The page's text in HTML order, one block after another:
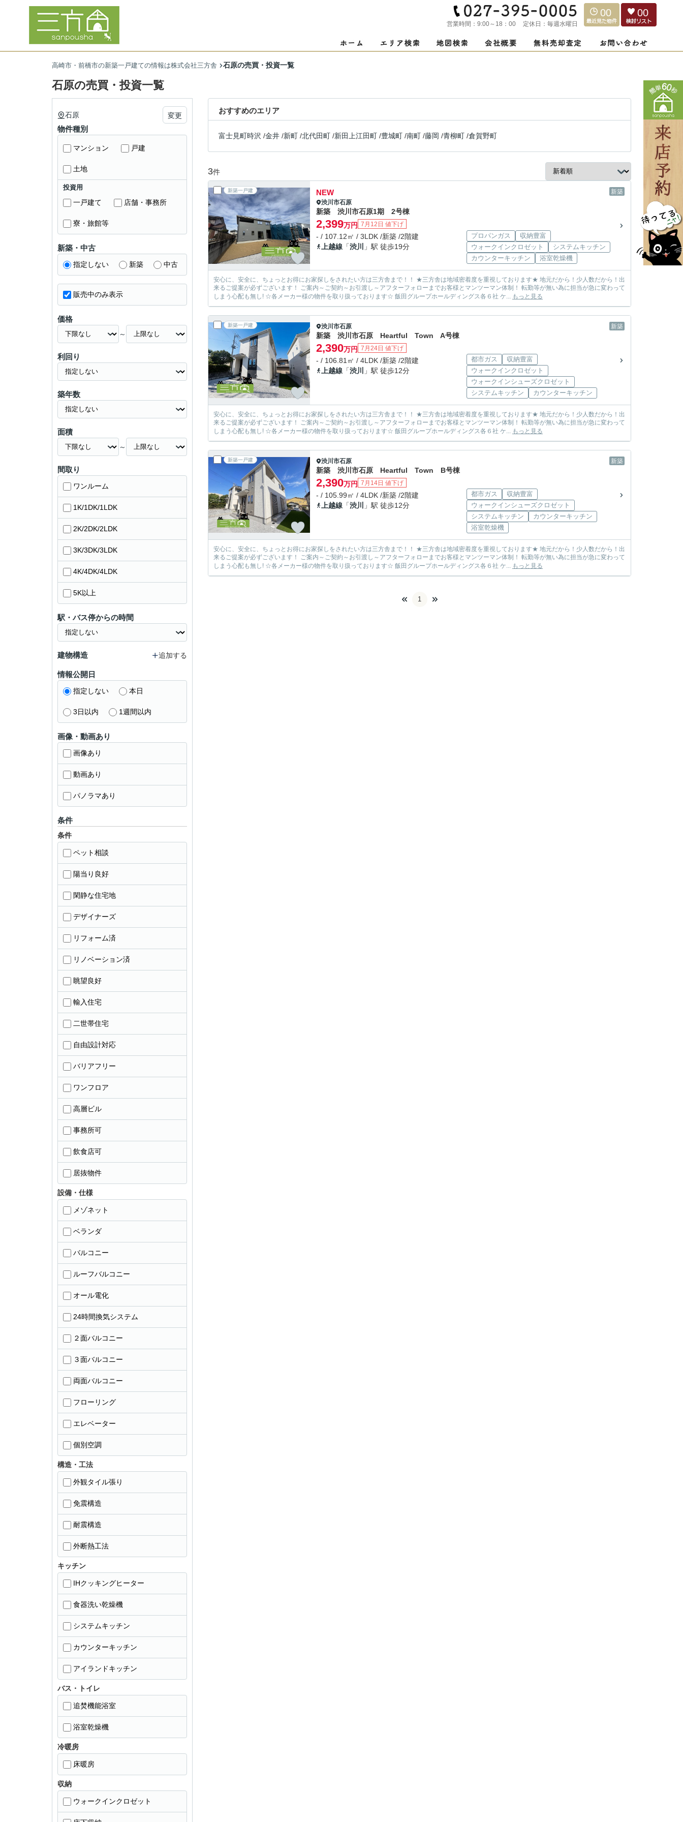
営業時間： 9:00～18：00 定休日： 毎週水曜日
00 00
高崎市・前橋市の新築一戸建ての情報は株式会社三方舎 石原の売買・投資一覧
石原の売買・投資一覧
おすすめのエリア
富士見町時沢 /金井 /新町 /北代田町 /新田上江田町 /豊城町 /南町 /藤岡 /青柳町 /倉賀野町
3件
新築一戸建 新築
NEW
渋川市石原
新築 渋川市石原1期 2号棟
2,399万円 7月12日 値下げ
- / 107.12㎡ / 3LDK /新築 /2階建
上越線 「渋川 」駅 徒歩19分
プロパンガス
収納豊富
ウォークインクロゼット
システムキッチン
カウンターキッチン
浴室乾燥機
安心に、安全に、ちょっとお得にお家探しをされたい方は三方舎まで！！ ★三方舎は地域密着度を重視しております★ 地元だから！少人数だから！出
来るご提案が必ずございます！ ご案内～ご契約～お引渡し～アフターフォローまでお客様とマンツーマン体制！ 転勤等が無い為に担当が急に変わって
しまう心配も無し! ☆各メーカー様の物件を取り扱っております☆ 飯田グループホールディングス各６社 ケ... もっと見る
新築一戸建 新築
渋川市石原
新築 渋川市石原 Heartful Town A号棟
2,390万円 7月24日 値下げ
- / 106.81㎡ / 4LDK /新築 /2階建
上越線 「渋川 」駅 徒歩12分
都市ガス
収納豊富
ウォークインクロゼット
ウォークインシューズクロゼット
システムキッチン
カウンターキッチン
安心に、安全に、ちょっとお得にお家探しをされたい方は三方舎まで！！ ★三方舎は地域密着度を重視しております★ 地元だから！少人数だから！出
来るご提案が必ずございます！ ご案内～ご契約～お引渡し～アフターフォローまでお客様とマンツーマン体制！ 転勤等が無い為に担当が急に変わって
しまう心配も無し! ☆各メーカー様の物件を取り扱っております☆ 飯田グループホールディングス各６社 ケ... もっと見る
新築一戸建 新築
渋川市石原
新築 渋川市石原 Heartful Town B号棟
2,390万円 7月14日 値下げ
- / 105.99㎡ / 4LDK /新築 /2階建
上越線 「渋川 」駅 徒歩12分
都市ガス
収納豊富
ウォークインシューズクロゼット
システムキッチン
カウンターキッチン
浴室乾燥機
安心に、安全に、ちょっとお得にお家探しをされたい方は三方舎まで！！ ★三方舎は地域密着度を重視しております★ 地元だから！少人数だから！出
来るご提案が必ずございます！ ご案内～ご契約～お引渡し～アフターフォローまでお客様とマンツーマン体制！ 転勤等が無い為に担当が急に変わって
しまう心配も無し! ☆各メーカー様の物件を取り扱っております☆ 飯田グループホールディングス各６社 ケ... もっと見る
1
石原 変更
物件種別
マンション 戸建
土地
投資用
一戸建て 店舗・事務所
寮・旅館等
新築・中古
指定しない 新築 中古
販売中のみ表示
価格
～
利回り
築年数
面積
～
間取り
ワンルーム
1K/1DK/1LDK
2K/2DK/2LDK
3K/3DK/3LDK
4K/4DK/4LDK
5K以上
駅・バス停からの時間
建物構造 追加する
情報公開日
指定しない 本日
3日以内 1週間以内
画像・動画あり
画像あり
動画あり
パノラマあり
条件
条件
ペット相談
陽当り良好
閑静な住宅地
デザイナーズ
リフォーム済
リノベーション済
眺望良好
輸入住宅
二世帯住宅
自由設計対応
バリアフリー
ワンフロア
高層ビル
事務所可
飲食店可
居抜物件
設備・仕様
メゾネット
ベランダ
バルコニー
ルーフバルコニー
オール電化
24時間換気システム
２面バルコニー
３面バルコニー
両面バルコニー
フローリング
エレベーター
個別空調
構造・工法
外観タイル張り
免震構造
耐震構造
外断熱工法
キッチン
IHクッキングヒーター
食器洗い乾燥機
システムキッチン
カウンターキッチン
アイランドキッチン
バス・トイレ
追焚機能浴室
浴室乾燥機
冷暖房
床暖房
収納
ウォークインクロゼット